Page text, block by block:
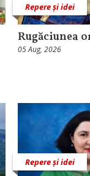
Repere și idei
Rugăciunea
05 Aug, 2026
Repere și idei